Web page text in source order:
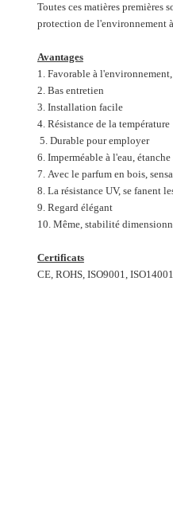
Toutes ces matières premières
protection de l'environnement
Avantages
1. Favorable à
2. Bas entretien
3. Installation facile
4. Résistance de la température
5. Durable pour employer
6. Imperméable à l'eau,
7. Avec le parfum en bois,
8. La résistance UV, se fanent
9. Regard élégant
10. Même, stabilité
Certificats
CE, ROHS, ISO9001,